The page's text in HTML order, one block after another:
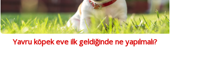
Yavru köpek eve ilk geldiğinde ne yapılmalı?